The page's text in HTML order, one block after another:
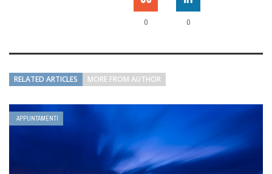
0 0
RELATED ARTICLES MORE FROM AUTHOR
APPUNTAMENTI